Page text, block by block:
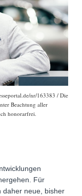
nr/163383 / Die
Beachtung aller
honorarfrei.
Für
daher neue, bisher